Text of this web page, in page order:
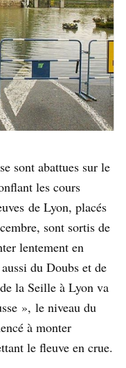
sont abattues sur le
les cours
de Lyon, placés
sont sortis de
lentement en
du Doubs et de
la Seille à Lyon va
», le niveau du
à monter
le fleuve en crue.